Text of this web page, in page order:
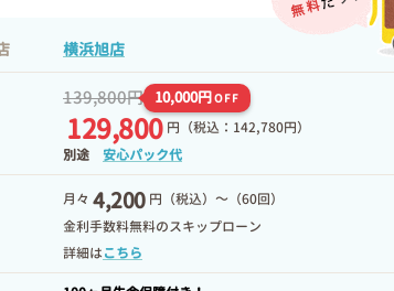
横浜旭店
139,800円 10,000円OFF
129,800 円 （税込：142,780円）
別途 安心パック代
月々 4,200 円（税込）～（60回）
金利手数料無料のスキップローン
詳細はこちら